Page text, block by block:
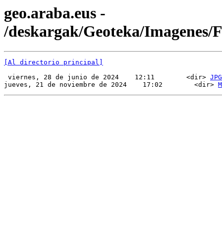
geo.araba.eus -
/deskargak/Geoteka/Imagenes/
[Al directorio principal]
viernes, 28 de junio de 2024    12:11        <dir> JPG
jueves, 21 de noviembre de 2024    17:02        <dir>